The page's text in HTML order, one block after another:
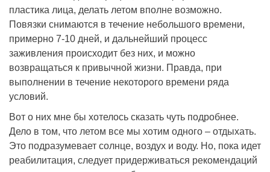
пластика лица, делать летом вполне возможно.
Повязки снимаются в течение небольшого времени,
примерно 7-10 дней, и дальнейший процесс
заживления происходит без них, и можно
возвращаться к привычной жизни. Правда, при
выполнении в течение некоторого времени ряда
условий.
Вот о них мне бы хотелось сказать чуть подробнее.
Дело в том, что летом все мы хотим одного – отдыхать.
Это подразумевает солнце, воздух и воду. Но, пока идет
реабилитация, следует придерживаться рекомендаций